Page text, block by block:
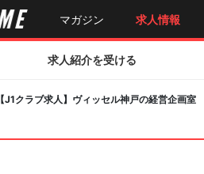
マガジン 求人情報
求人紹介を受ける
【J1クラブ求人】ヴィッセル神戸の経営企画室